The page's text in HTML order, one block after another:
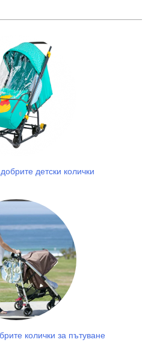
детски колички
колички за пътуване